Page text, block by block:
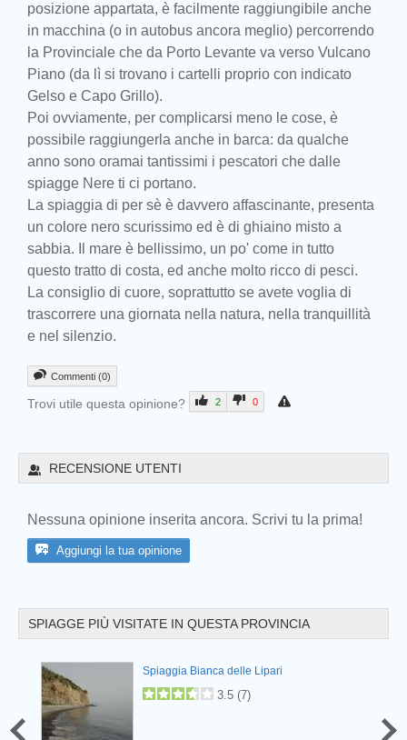
posizione appartata, è facilmente raggiungibile anche
in macchina (o in autobus ancora meglio) percorrendo
la Provinciale che da Porto Levante va verso Vulcano
Piano (da lì si trovano i cartelli proprio con indicato
Gelso e Capo Grillo).
Poi ovviamente, per complicarsi meno le cose, è
possibile raggiungerla anche in barca: da qualche
anno sono oramai tantissimi i pescatori che dalle
spiagge Nere ti ci portano.
La spiaggia di per sè è davvero affascinante, presenta
un colore nero scurissimo ed è di ghiaino misto a
sabbia. Il mare è bellissimo, un po' come in tutto
questo tratto di costa, ed anche molto ricco di pesci.
La consiglio di cuore, soprattutto se avete voglia di
trascorrere una giornata nella natura, nella tranquillità
e nel silenzio.
Commenti (0)
Trovi utile questa opinione? 2 0
RECENSIONE UTENTI
Nessuna opinione inserita ancora. Scrivi tu la prima!
Aggiungi la tua opinione
SPIAGGE PIÙ VISITATE IN QUESTA PROVINCIA
Spiaggia Bianca delle Lipari
3.5 (7)